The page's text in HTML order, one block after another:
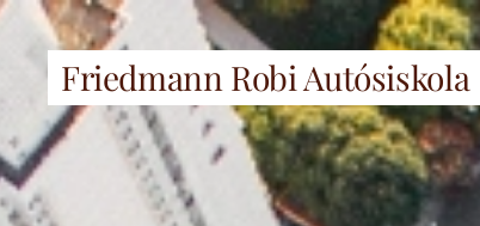
Friedmann Robi Autósiskola